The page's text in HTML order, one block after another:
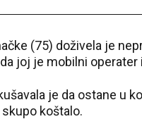
(75) doživela je
joj je mobilni
je da ostane u
koštalo.